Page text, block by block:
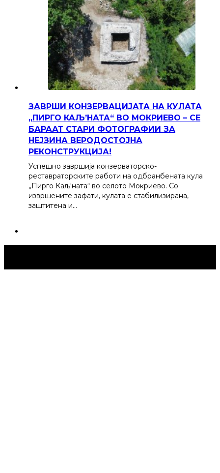
ЗАВРШИ КОНЗЕРВАЦИЈАТА НА КУЛАТА
„ПИРГО КАЉ’НАТА“ ВО МОКРИЕВО – СЕ
БАРААТ СТАРИ ФОТОГРАФИИ ЗА
НЕЈЗИНА ВЕРОДОСТОЈНА
РЕКОНСТРУКЦИЈА!
Успешно завршија конзерваторско-
реставраторските работи на одбранбената кула
„Пирго Каљ'ната“ во селото Мокриево. Со
извршените зафати, кулата е стабилизирана,
заштитена и…